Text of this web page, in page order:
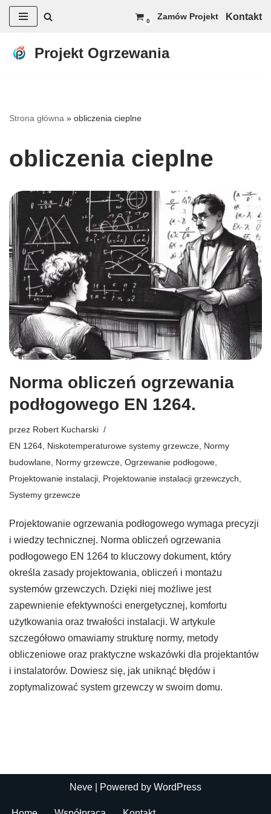
do
0 Zamów Projekt Kontakt
Projekt Ogrzewania
Strona główna » obliczenia cieplne
obliczenia cieplne
Norma obliczeń ogrzewania
podłogowego EN 1264.
przez Robert Kucharski
EN 1264 Niskotemperaturowe systemy grzewcze Normy
budowlane Normy grzewcze Ogrzewanie podłogowe
Projektowanie instalacji Projektowanie instalacji grzewczych
Systemy grzewcze
Projektowanie ogrzewania podłogowego wymaga precyzji
i wiedzy technicznej. Norma obliczeń ogrzewania
podłogowego EN 1264 to kluczowy dokument, który
określa zasady projektowania, obliczeń i montażu
systemów grzewczych. Dzięki niej możliwe jest
zapewnienie efektywności energetycznej, komfortu
użytkowania oraz trwałości instalacji. W artykule
szczegółowo omawiamy strukturę normy, metody
obliczeniowe oraz praktyczne wskazówki dla projektantów
i instalatorów. Dowiesz się, jak uniknąć błędów i
zoptymalizować system grzewczy w swoim domu.
Neve | Powered by WordPress